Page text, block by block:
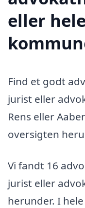
eller
Find et godt
jurist eller
Rens eller
oversigten
Vi fandt 16
jurist eller
herunder. I